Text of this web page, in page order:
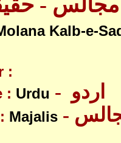
Kalb-e-
:
: Urdu
Majalis